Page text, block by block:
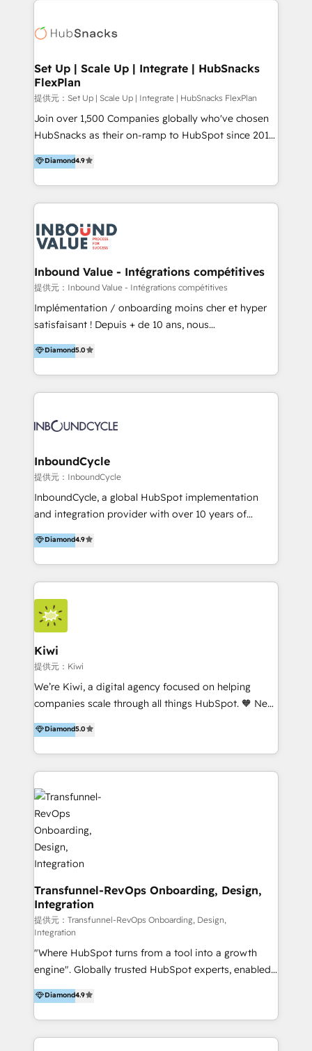
プレート構築（CMS Hub） -顧客ライフサイクルステ
義・構築（Marketing Hub） -営業パイプラインの定
（Salesforce,SanSan,freeeなどとのデータ連携） -テ
スト公開・ブラウザチェック -本番公開、操作レクチャ
ー・マニュアル作成 -運用支援開始 ーーーーーーーーー
ーーーーーーーーーーーーーーーーーーーーー まずは
ハブワンにお気軽にご相談ください。
織構築
Elite Partners with 10+ years of HubSpot experience
Premier Partner 2023 🌟5 HubSpot Accreditations 🌟
Won HubSpot Theme Challenge 2021 🌟INBOUND’19
HubSpot Rising Star Why us? Harnessing the full
potential of the powerful HubSpot CRM. ✔️A team of
HubSpot experts backed by over 10+ years of
Hourly-fee (assigned one Dedicated HubSpot
Admin); Monthly-fee (HubSpot Admin + Project
far with our HubSpot solutions. ✔️Bespoke apps &
Set Up | Scale Up | Integrate | HubSnacks
FlexPlan
提供元：Set Up | Scale Up | Integrate | HubSnacks FlexPlan
Join over 1,500 Companies globally who've chosen
HubSnacks as their on-ramp to HubSpot since 2014
Simple pay-as-you-go plans that accelerate value...
1️⃣ Set Up | Onboarding New or Check-fixing existing
HubSpot portals 2️⃣ Scale Up | 100% HubSpot Task
Execution... Global 24/7 ... All Experts 3️⃣ Integrate |
Slash months from your API Integration project... ⬅️
Click "Contact Business" ⬅️ to access 150+ Kickstart
Integration templates that put HubSpot in the center
of your tech stack, syncing... 🛍️ Shopify or
WooCommerce 💲 Stripe or Paypal 💰 Sage or
Netsuite 🤖 Google or Microsoft ✍️ DocuSign or
the rare Advanced "Custom Integrations"
Accreditation, securely sync data across... 🔄 any
new HubSpot portal with Advanced Website and
CRM Migrations using our in-house "HubScrub" Tool.
Diamond4.9
Inbound Value - Intégrations compétitives
提供元：Inbound Value - Intégrations compétitives
Implémentation / onboarding moins cher et hyper
satisfaisant ! Depuis + de 10 ans, nous
accompagnons des entreprises dans
l’automatisation de leur croissance digitale via
HubSpot avec une approche compétitive. Nous
aidons nos clients à générer plus de RDV en
sommes une agence d’Inbound marketing et sales à
Diamond5.0
InboundCycle
提供元：InboundCycle
InboundCycle, a global HubSpot implementation
and integration provider with over 10 years of
experience, serves businesses in diverse industries.
With offices in Spain, Chile, Mexico, and Brazil, our
team of 100+ professionals deliver multilingual
services to clients in 15 countries. As the first
HubSpot Elite Partner in Latin America and Spain,
we hold numerous accreditations, including CRM
Implementation and Data Migration. Our services
include HubSpot setup and customization,
Marketing Automation, Inbound Marketing, Inbound
Sales, and Account-Based Marketing (ABM). We use
our skills in marketing automation and integrations
By working with InboundCycle, businesses benefit
from our extensive experience and expertise in
and achieve their goals.
Diamond4.9
Kiwi
提供元：Kiwi
We’re Kiwi, a digital agency focused on helping
companies scale through all things HubSpot. 🧡 New
HubSpot user? With 250+ implementations under
our belt, we bring proven expertise in solutions
architecture, onboarding, data migration, CRM builds
and integrations. Long-time HubSpotter? We’ll help
clean up your “hot mess” portal with our HubSpot
Action Plan, then continue support through a digital
marketing retainer. Our fully remote, international
team of HubSpot experts is: + 4x accredited
Diamond partner + Leaders of a HubSpot User
Group AND Community Group for B2B Technology +
Members of HubSpot's Partner Scaled Onboarding
program + Host of "Your HubSpot Helper" videos
on YouTube + Certified as HubSpot Trainers +
Recipients of 150+ certifications from HubSpot
Academy Whether you’re brand new to HubSpot or
using multiple Hubs for years, we’re here to turn
clients into raving fans. Don’t just take our word for
it…check out our growing list of 5-star reviews
below!
Diamond5.0
Transfunnel-RevOps Onboarding, Design,
Integration
提供元：Transfunnel-RevOps Onboarding, Design,
Integration
"Where HubSpot turns from a tool into a growth
engine". Globally trusted HubSpot experts, enabled
1200+ organisations across USA, North America, UK,
Europe, India, Australia, including big enterprise
accounts to startups alike. Transfunnel is known for:
- CUSTOM MARTECH SOLUTIONS - TECHNICAL
Diamond4.9